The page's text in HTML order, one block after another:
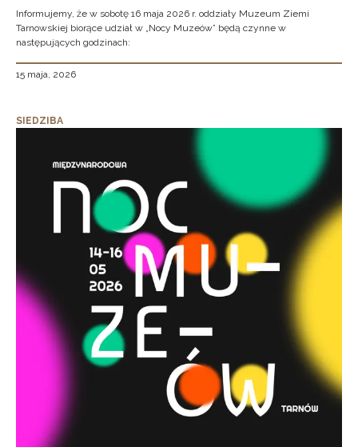
Informujemy, że w sobotę 16 maja 2026 r. oddziały Muzeum Ziemi
Tarnowskiej biorące udział w „Nocy Muzeów” będą czynne w
następujących godzinach:
15 maja, 2026
SIEDZIBA